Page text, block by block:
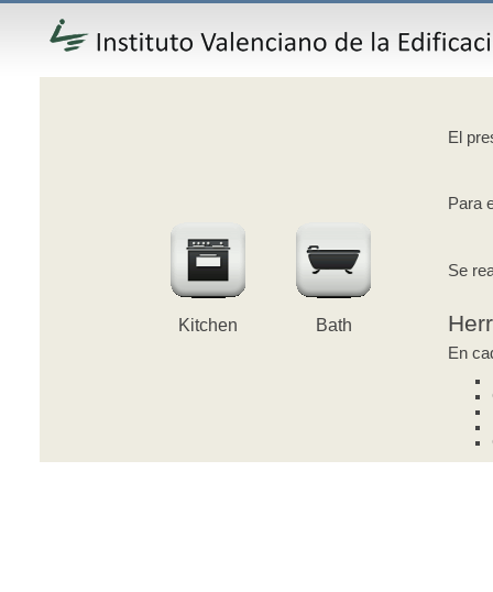
Kitchen Bath
El
Para
Se
En